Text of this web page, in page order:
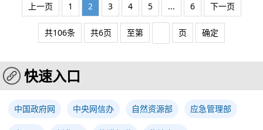
上一页 1 2 3 4 5 ... 6 下一页
共106条 共6页 至第 页 确定
快速入口
中国政府网 中央网信办 自然资源部 应急管理部